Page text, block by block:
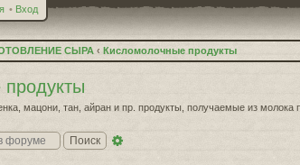
• Вход
СЫРА ‹ Кисломолочные продукты
мацони, тан, айран и пр. продукты, получаемые из молока